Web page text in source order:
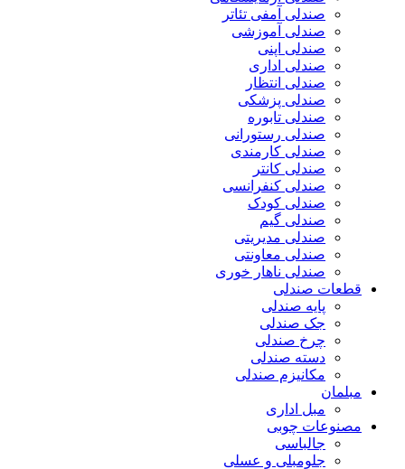
صندلی آمفی تئاتر
صندلی آموزشی
صندلی اپنی
صندلی اداری
صندلی انتظار
صندلی پزشکی
صندلی تابوره
صندلی رستورانی
صندلی کارمندی
صندلی کانتر
صندلی کنفرانسی
صندلی کودک
صندلی گیم
صندلی مدیریتی
صندلی معاونتی
صندلی ناهار خوری
قطعات صندلی
پایه صندلی
جک صندلی
چرخ صندلی
دسته صندلی
مکانیزم صندلی
مبلمان
مبل اداری
مصنوعات چوبی
جالباسی
جلومبلی و عسلی